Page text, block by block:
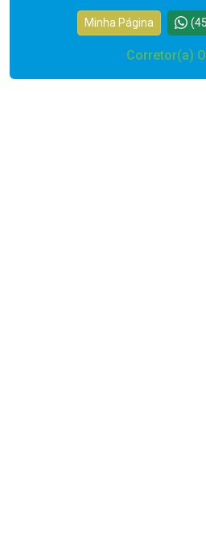
Minha Página
Corretor(a)